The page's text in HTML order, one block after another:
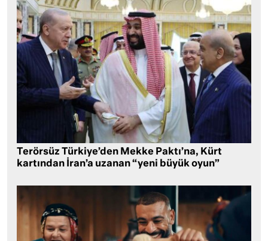
Terörsüz Türkiye’den Mekke Paktı’na, Kürt
kartından İran’a uzanan “yeni büyük oyun”